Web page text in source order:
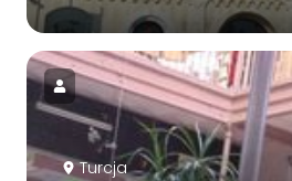
Turcja